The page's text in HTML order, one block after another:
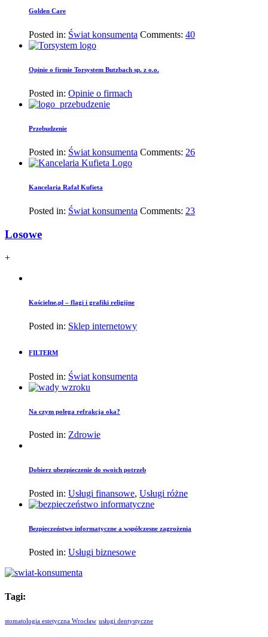
Golden Care
Posted in: Świat konsumenta Comments: 40
Opinie o firmie Torsystem Butzbach sp. z o.o.
Posted in: Opinie o firmach
Przebudzenie
Posted in: Świat konsumenta Comments: 26
Kancelaria Rafał Kufieta
Posted in: Świat konsumenta Comments: 23
Losowe
+
Kościelne.pl – flagi i grafiki religijne
Posted in: Sklep internetowy
FILTERM
Posted in: Świat konsumenta
Na czym polega refrakcja oka?
Posted in: Zdrowie
Dobierz ubezpieczenie do swoich potrzeb
Posted in: Usługi finansowe, Usługi różne
Bezpieczeństwo informatyczne a współczesne zagrożenia
Posted in: Usługi biznesowe
Tagi:
stomatologia estetyczna Wrocław usługi dentystyczne